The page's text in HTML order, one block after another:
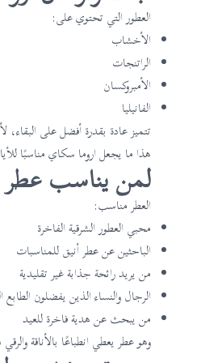
العطور التي تحتوي على:
الأخشاب
الراتنجات
الأمبروكسان
الفانيليا
تتميز عادة بقدرة أفضل على البقاء،
هذا ما يجعل اروما سكاي مناسبًا
لمن يناسب عطر
العطر مناسب:
محبي العطور الشرقية الفاخرة
الباحثين عن عطر أنيق للمناسبات
من يريد رائحة جذابة غير تقليدية
الرجال والنساء الذين يفضلون
من يبحث عن هدية فاخرة للعيد
وهو عطر يعطي انطباعًا بالأناقة